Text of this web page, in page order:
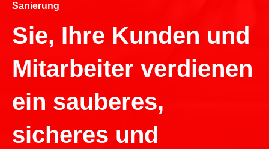
Sanierung
Sie, Ihre Kunden und
Mitarbeiter verdienen
ein sauberes,
sicheres und